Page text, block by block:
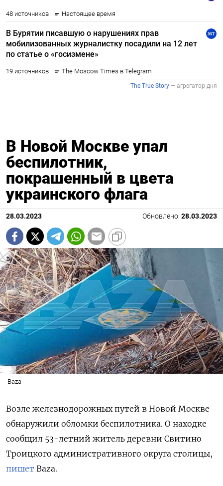
В Новой Москве упал
беспилотник,
покрашенный в цвета
украинского флага
28.03.2023 Обновлено: 28.03.2023
Baza
Возле железнодорожных путей в Новой Москве
обнаружили обломки беспилотника. О находке
сообщил 53-летний житель деревни Свитино
Троицкого административного округа столицы,
пишет Baza.